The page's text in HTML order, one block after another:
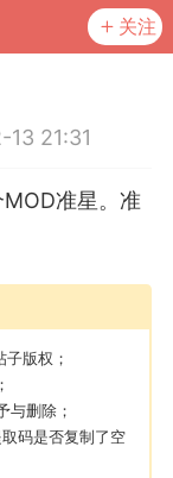
关注
21:31
准星。准
版权；
与删除；
码是否复制了空